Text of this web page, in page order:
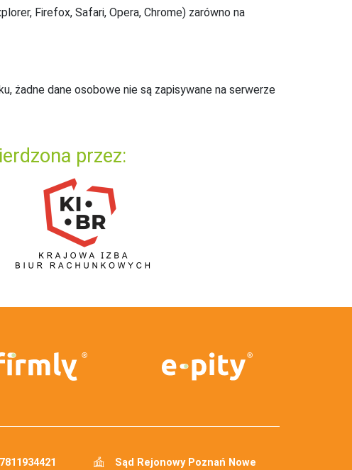
Firefox, Safari, Opera, Chrome) zarówno na
żadne dane osobowe nie są zapisywane na serwerze
przez:
Sąd Rejonowy Poznań Nowe